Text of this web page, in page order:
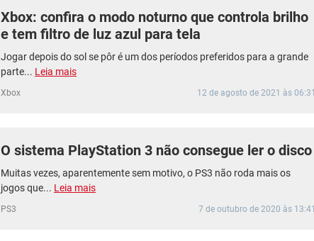
Xbox: confira o modo noturno que controla brilho
e tem filtro de luz azul para tela
Jogar depois do sol se pôr é um dos períodos preferidos para a grande
parte... Leia mais
Xbox 12 de agosto de 2021 às 06:31
O sistema PlayStation 3 não consegue ler o disco
Muitas vezes, aparentemente sem motivo, o PS3 não roda mais os
jogos que... Leia mais
PS3 7 de outubro de 2020 às 13:41